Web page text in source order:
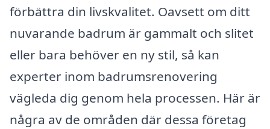
förbättra din livskvalitet. Oavsett om ditt
nuvarande badrum är gammalt och slitet
eller bara behöver en ny stil, så kan
experter inom badrumsrenovering
vägleda dig genom hela processen. Här är
några av de områden där dessa företag